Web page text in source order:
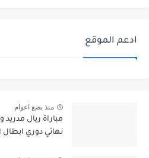
ادعم الموقع
منذ بضع اعوام
نهائي دوري ابطال اوروبا